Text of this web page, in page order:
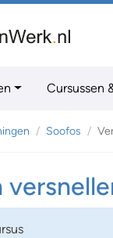
Cursussen
Soofos